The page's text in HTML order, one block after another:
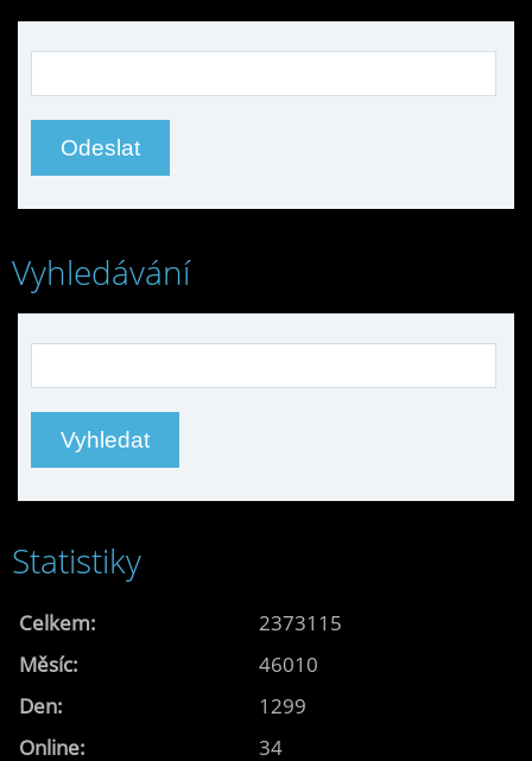
Vyhledávání
Statistiky
Online: 34
Celkem:
2373115
Měsíc:
46010
Den:
1299